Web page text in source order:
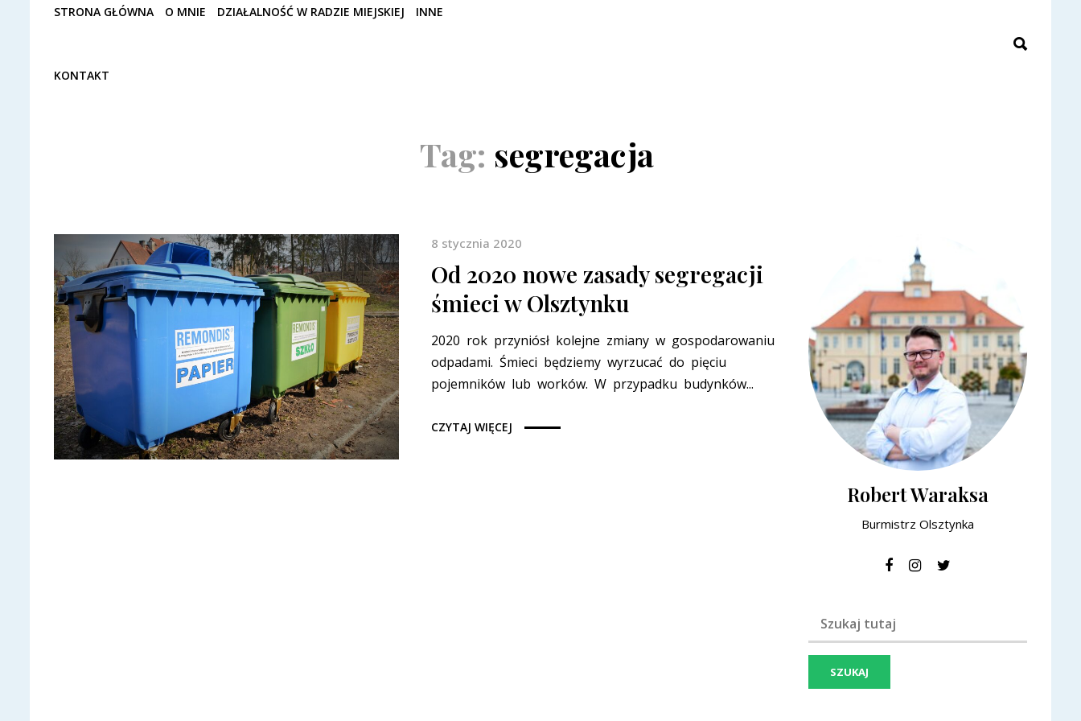
STRONA GŁÓWNA O MNIE DZIAŁALNOŚĆ W RADZIE MIEJSKIEJ INNE
KONTAKT
Tag: segregacja
8 stycznia 2020
Od 2020 nowe zasady segregacji
śmieci w Olsztynku
2020 rok przyniósł kolejne zmiany w gospodarowaniu
odpadami. Śmieci będziemy wyrzucać do pięciu
pojemników lub worków. W przypadku budynków...
CZYTAJ WIĘCEJ
Robert Waraksa
Burmistrz Olsztynka
Szukaj frazy: